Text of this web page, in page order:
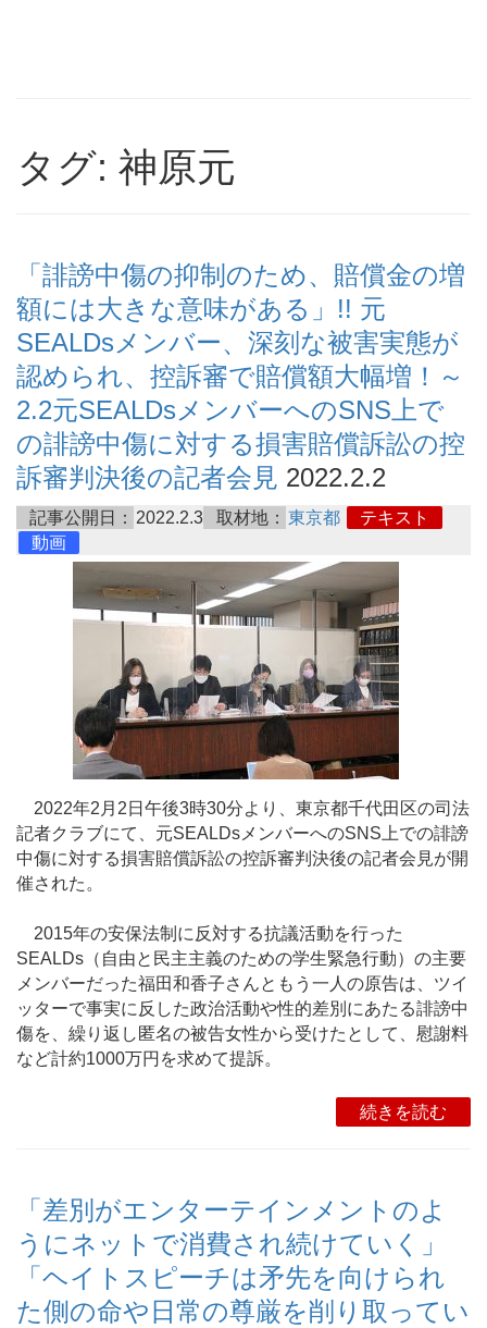
タグ: 神原元
「誹謗中傷の抑制のため、賠償金の増
額には大きな意味がある」!! 元
SEALDsメンバー、深刻な被害実態が
認められ、控訴審で賠償額大幅増！～
2.2元SEALDsメンバーへのSNS上で
の誹謗中傷に対する損害賠償訴訟の控
訴審判決後の記者会見 2022.2.2
記事公開日： 2022.2.3 取材地： 東京都
テキスト
動画
2022年2月2日午後3時30分より、東京都千代田区の司法
記者クラブにて、元SEALDsメンバーへのSNS上での誹謗
中傷に対する損害賠償訴訟の控訴審判決後の記者会見が開
催された。
2015年の安保法制に反対する抗議活動を行った
SEALDs（自由と民主主義のための学生緊急行動）の主要
メンバーだった福田和香子さんともう一人の原告は、ツイ
ッターで事実に反した政治活動や性的差別にあたる誹謗中
傷を、繰り返し匿名の被告女性から受けたとして、慰謝料
など計約1000万円を求めて提訴。
続きを読む
「差別がエンターテインメントのよ
うにネットで消費され続けていく」
「ヘイトスピーチは矛先を向けられ
た側の命や日常の尊厳を削り取ってい